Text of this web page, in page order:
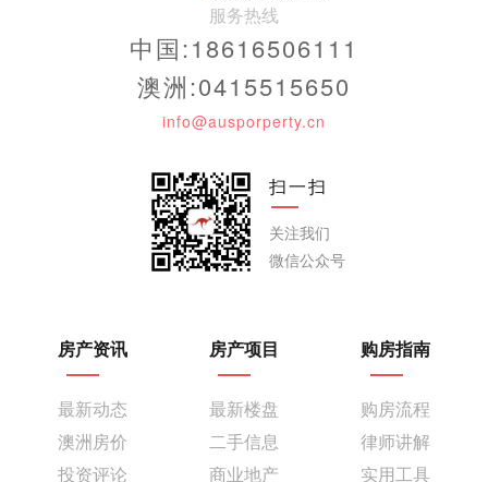
服务热线
中国:18616506111
澳洲:0415515650
info@ausporperty.cn
扫一扫
关注我们
微信公众号
房产资讯
最新动态
澳洲房价
投资评论
房产项目
最新楼盘
二手信息
商业地产
购房指南
购房流程
律师讲解
实用工具